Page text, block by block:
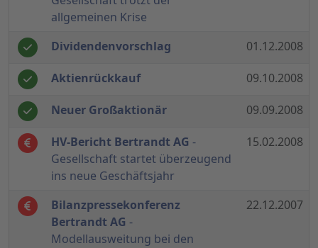
allgemeinen Krise
Dividendenvorschlag
01.12.2008
Aktienrückkauf 09.10.2008
Neuer Großaktionär 09.09.2008
HV-Bericht Bertrandt AG -
Gesellschaft startet überzeugend
ins neue Geschäftsjahr
15.02.2008
Bilanzpressekonferenz
Bertrandt AG -
Modellausweitung bei den
22.12.2007